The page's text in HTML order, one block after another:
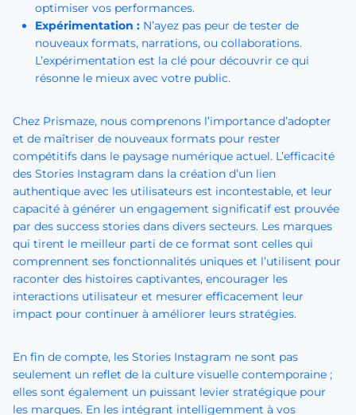
optimiser vos performances.
Expérimentation : N’ayez pas peur de tester de
nouveaux formats, narrations, ou collaborations.
L’expérimentation est la clé pour découvrir ce qui
résonne le mieux avec votre public.
Chez Prismaze, nous comprenons l’importance d’adopter
et de maîtriser de nouveaux formats pour rester
compétitifs dans le paysage numérique actuel. L’efficacité
des Stories Instagram dans la création d’un lien
authentique avec les utilisateurs est incontestable, et leur
capacité à générer un engagement significatif est prouvée
par des success stories dans divers secteurs. Les marques
qui tirent le meilleur parti de ce format sont celles qui
comprennent ses fonctionnalités uniques et l’utilisent pour
raconter des histoires captivantes, encourager les
interactions utilisateur et mesurer efficacement leur
impact pour continuer à améliorer leurs stratégies.
En fin de compte, les Stories Instagram ne sont pas
seulement un reflet de la culture visuelle contemporaine ;
elles sont également un puissant levier stratégique pour
les marques. En les intégrant intelligemment à vos